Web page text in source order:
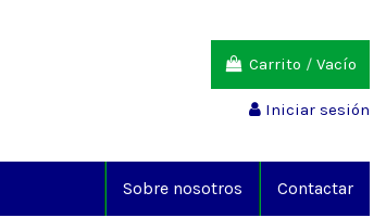
Carrito / Vacío
Iniciar sesión
Contactar
Sobre nosotros